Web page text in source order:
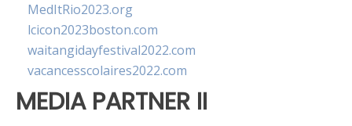
MedItRio2023.org
lcicon2023boston.com
waitangidayfestival2022.com
vacancesscolaires2022.com
MEDIA PARTNER II